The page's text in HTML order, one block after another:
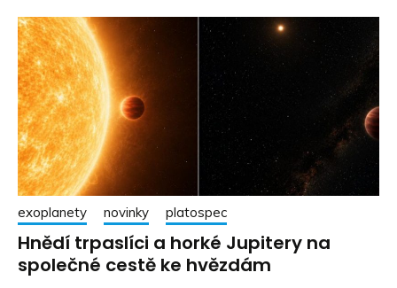
exoplanety novinky platospec
Hnědí trpaslíci a horké Jupitery na
společné cestě ke hvězdám